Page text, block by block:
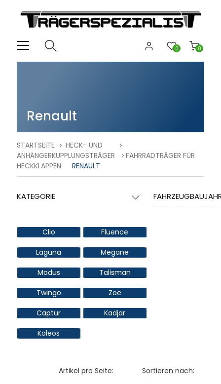
0
0
Renault
STARTSEITE
HECK- UND
ANHÄNGERKUPPLUNGSTRÄGER
FAHRRADTRÄGER FÜR
HECKKLAPPEN
RENAULT
KATEGORIE
Clio Fluence
Laguna Megane
Modus Talisman
Twingo Zoe
Captur Kadjar
Koleos
Sortieren nach:
Artikel pro Seite: